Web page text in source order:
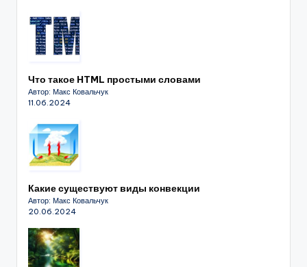
Что такое HTML простыми словами
Автор: Макс Ковальчук
11.06.2024
Какие существуют виды конвекции
Автор: Макс Ковальчук
20.06.2024